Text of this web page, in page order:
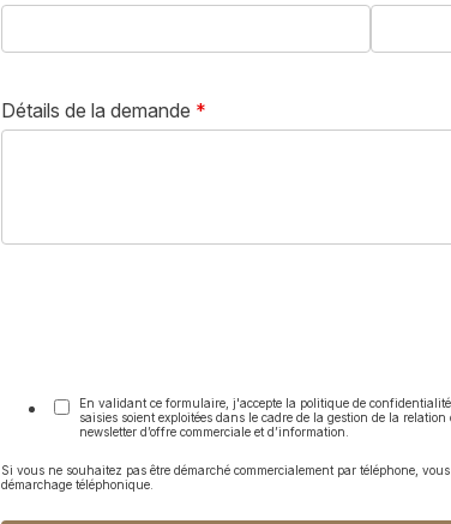
Détails de la demande *
En validant ce formulaire, j'accepte la politique de
saisies soient exploitées dans le cadre de la gestion de la
newsletter d’offre commerciale et d’information.
Si vous ne souhaitez pas être démarché commercialement par téléphone,
démarchage téléphonique.